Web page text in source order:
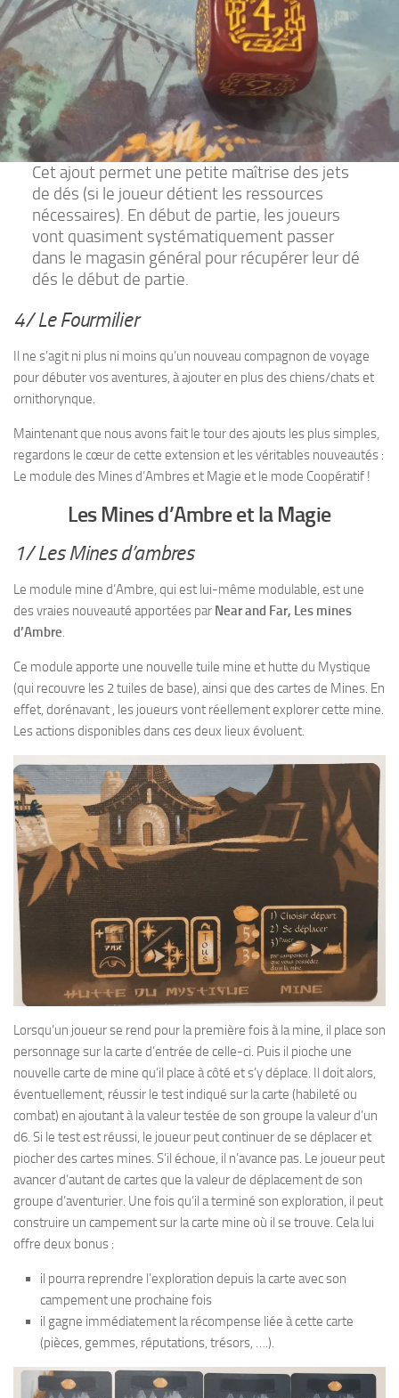
Cet ajout permet une petite maîtrise des jets
de dés (si le joueur détient les ressources
nécessaires). En début de partie, les joueurs
vont quasiment systématiquement passer
dans le magasin général pour récupérer leur dé
dés le début de partie.
4/ Le Fourmilier
Il ne s’agit ni plus ni moins qu’un nouveau compagnon de voyage
pour débuter vos aventures, à ajouter en plus des chiens/chats et
ornithorynque.
Maintenant que nous avons fait le tour des ajouts les plus simples,
regardons le cœur de cette extension et les véritables nouveautés :
Le module des Mines d’Ambres et Magie et le mode Coopératif !
Les Mines d’Ambre et la Magie
1/ Les Mines d’ambres
Le module mine d’Ambre, qui est lui-même modulable, est une
des vraies nouveauté apportées par Near and Far, Les mines
d’Ambre.
Ce module apporte une nouvelle tuile mine et hutte du Mystique
(qui recouvre les 2 tuiles de base), ainsi que des cartes de Mines. En
effet, dorénavant , les joueurs vont réellement explorer cette mine.
Les actions disponibles dans ces deux lieux évoluent.
Lorsqu’un joueur se rend pour la première fois à la mine, il place son
personnage sur la carte d’entrée de celle-ci. Puis il pioche une
nouvelle carte de mine qu’il place à côté et s’y déplace. Il doit alors,
éventuellement, réussir le test indiqué sur la carte (habileté ou
combat) en ajoutant à la valeur testée de son groupe la valeur d’un
d6. Si le test est réussi, le joueur peut continuer de se déplacer et
piocher des cartes mines. S’il échoue, il n’avance pas. Le joueur peut
avancer d’autant de cartes que la valeur de déplacement de son
groupe d’aventurier. Une fois qu’il a terminé son exploration, il peut
construire un campement sur la carte mine où il se trouve. Cela lui
offre deux bonus :
il pourra reprendre l’exploration depuis la carte avec son
campement une prochaine fois
il gagne immédiatement la récompense liée à cette carte
(pièces, gemmes, réputations, trésors, ….).